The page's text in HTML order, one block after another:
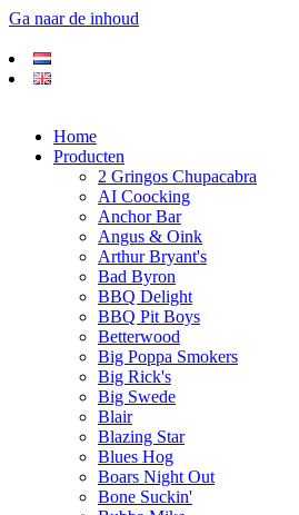
Ga naar de inhoud
Home
Producten
2 Gringos Chupacabra
AI Coocking
Anchor Bar
Angus & Oink
Arthur Bryant's
Bad Byron
BBQ Delight
BBQ Pit Boys
Betterwood
Big Poppa Smokers
Big Rick's
Big Swede
Blair
Blazing Star
Blues Hog
Boars Night Out
Bone Suckin'